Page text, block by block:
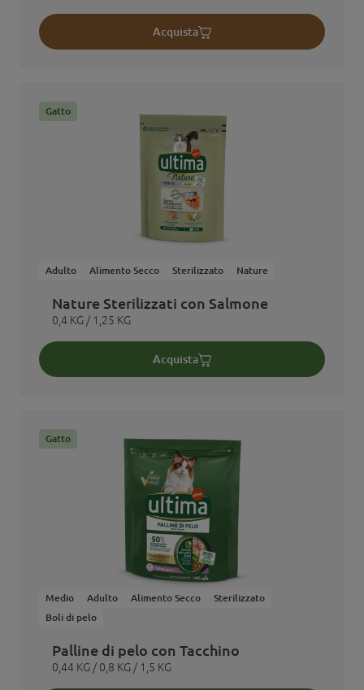
Acquista
Adulto Alimento Secco Sterilizzato Nature
Nature Sterilizzati con Salmone
0,4 KG / 1,25 KG
Gatto
Acquista
Medio Adulto Alimento Secco
Sterilizzato
Boli di pelo
Palline di pelo con Tacchino
0,44 KG / 0,8 KG / 1,5 KG
Gatto